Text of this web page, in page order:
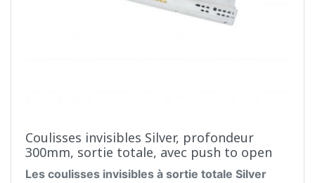
Coulisses invisibles Silver, profondeur
300mm, sortie totale, avec push to open
Les coulisses invisibles à sortie totale Silver